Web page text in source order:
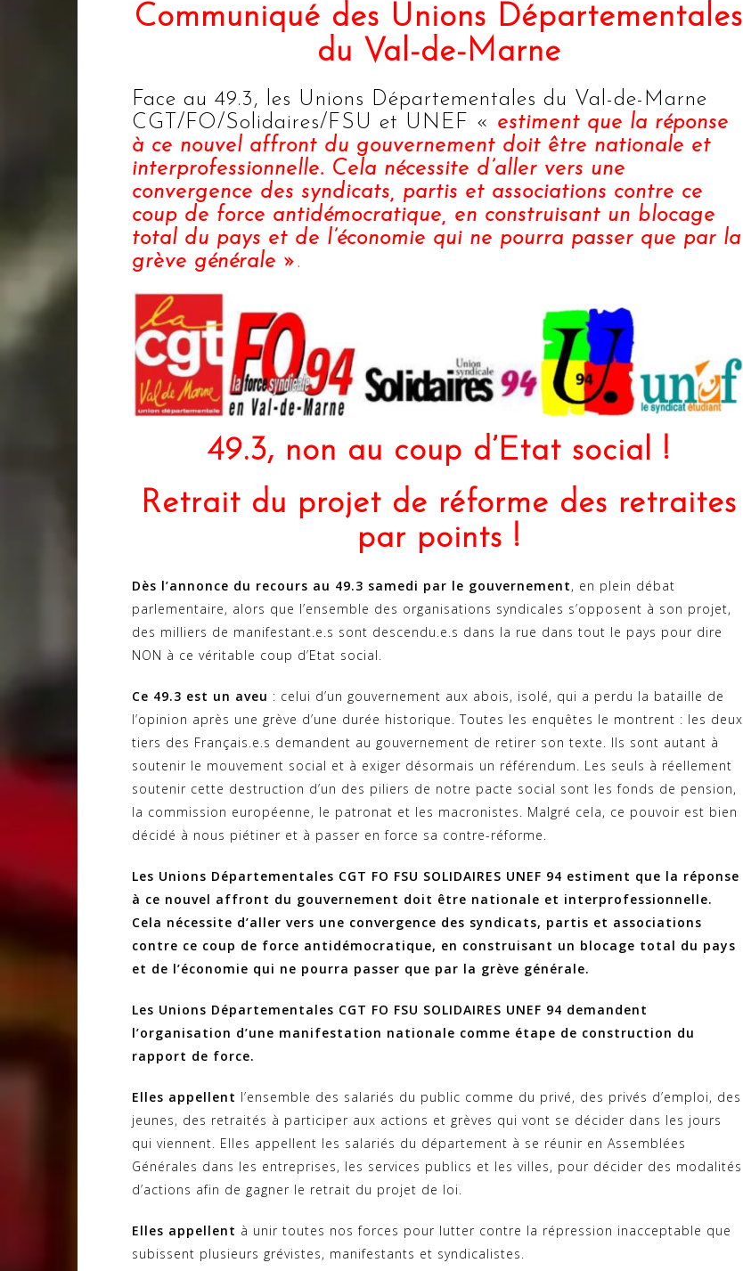
Communiqué des Unions Départementales
du Val-de-Marne
Face au 49.3, les Unions Départementales du Val-de-Marne
CGT/FO/Solidaires/FSU et UNEF « estiment que la réponse
à ce nouvel affront du gouvernement doit être nationale et
interprofessionnelle. Cela nécessite d’aller vers une
convergence des syndicats, partis et associations contre ce
coup de force antidémocratique, en construisant un blocage
total du pays et de l’économie qui ne pourra passer que par la
grève générale » .
49.3, non au coup d’Etat social !
Retrait du projet de réforme des retraites
par points !
Dès l’annonce du recours au 49.3 samedi par le gouvernement, en plein débat
parlementaire, alors que l’ensemble des organisations syndicales s’opposent à son projet,
des milliers de manifestant.e.s sont descendu.e.s dans la rue dans tout le pays pour dire
NON à ce véritable coup d’Etat social.
Ce 49.3 est un aveu : celui d’un gouvernement aux abois, isolé, qui a perdu la bataille de
l’opinion après une grève d’une durée historique. Toutes les enquêtes le montrent : les deux
tiers des Français.e.s demandent au gouvernement de retirer son texte. Ils sont autant à
soutenir le mouvement social et à exiger désormais un référendum. Les seuls à réellement
soutenir cette destruction d’un des piliers de notre pacte social sont les fonds de pension,
la commission européenne, le patronat et les macronistes. Malgré cela, ce pouvoir est bien
décidé à nous piétiner et à passer en force sa contre-réforme.
Les Unions Départementales CGT FO FSU SOLIDAIRES UNEF 94 estiment que la réponse
à ce nouvel affront du gouvernement doit être nationale et interprofessionnelle.
Cela nécessite d’aller vers une convergence des syndicats, partis et associations
contre ce coup de force antidémocratique, en construisant un blocage total du pays
et de l’économie qui ne pourra passer que par la grève générale.
Les Unions Départementales CGT FO FSU SOLIDAIRES UNEF 94 demandent
l’organisation d’une manifestation nationale comme étape de construction du
rapport de force.
Elles appellent l’ensemble des salariés du public comme du privé, des privés d’emploi, des
jeunes, des retraités à participer aux actions et grèves qui vont se décider dans les jours
qui viennent. Elles appellent les salariés du département à se réunir en Assemblées
Générales dans les entreprises, les services publics et les villes, pour décider des modalités
d’actions afin de gagner le retrait du projet de loi.
Elles appellent à unir toutes nos forces pour lutter contre la répression inacceptable que
subissent plusieurs grévistes, manifestants et syndicalistes.